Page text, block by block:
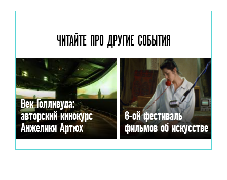
ЧИТАЙТЕ ПРО ДРУГИЕ СОБЫТИЯ
Век Голливуда:
авторский кинокурс
Анжелики Артюх
6-ой фестиваль
фильмов об искусстве